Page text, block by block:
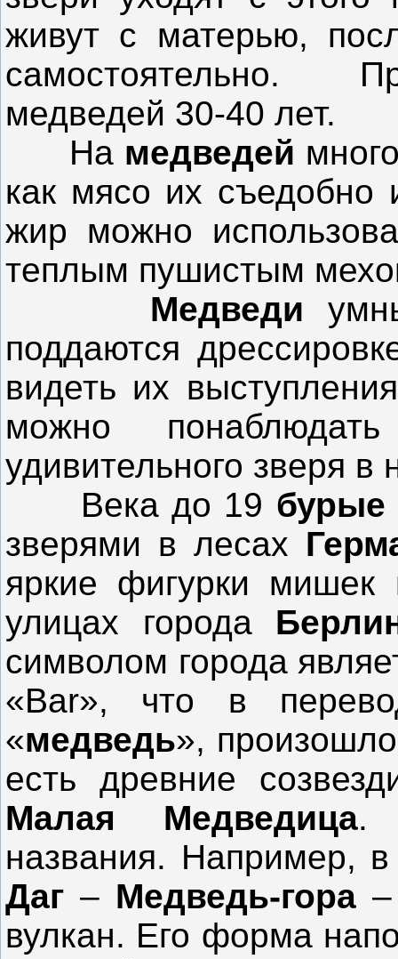
живут с матерью,
самостоятельно.
медведей 30-40 лет.
На медведей
как мясо их съедобно
жир можно
теплым пушистым
Медведи
поддаются
видеть их
можно
удивительного зверя в
Века до 19
зверями в лесах
яркие фигурки
улицах города
символом города
«Bar», что в
«медведь»,
есть древние
Малая Медведица.
названия. Например,
Даг – Медведь-гора
вулкан. Его форма